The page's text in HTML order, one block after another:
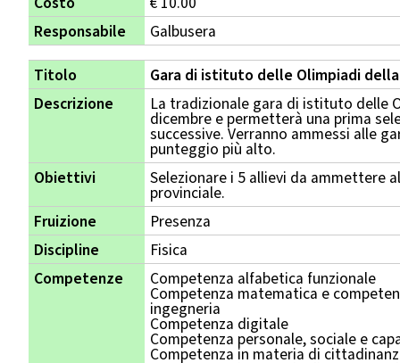
Responsabile
Galbusera
Titolo
Gara di istituto delle Olimpiadi
Descrizione
La tradizionale gara di istituto delle
dicembre e permetterà una prima
successive. Verranno ammessi alle
punteggio più alto.
Obiettivi
Selezionare i 5 allievi da ammettere
provinciale.
Fruizione
Presenza
Discipline
Fisica
Competenze
Competenza alfabetica funzionale
Competenza matematica e
ingegneria
Competenza digitale
Competenza personale, sociale e
Competenza in materia di